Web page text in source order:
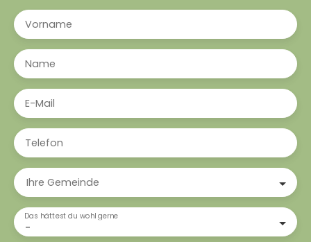
Vorname
Name
E-Mail
Telefon
Ihre Gemeinde
-
Das hättest du wohl gerne